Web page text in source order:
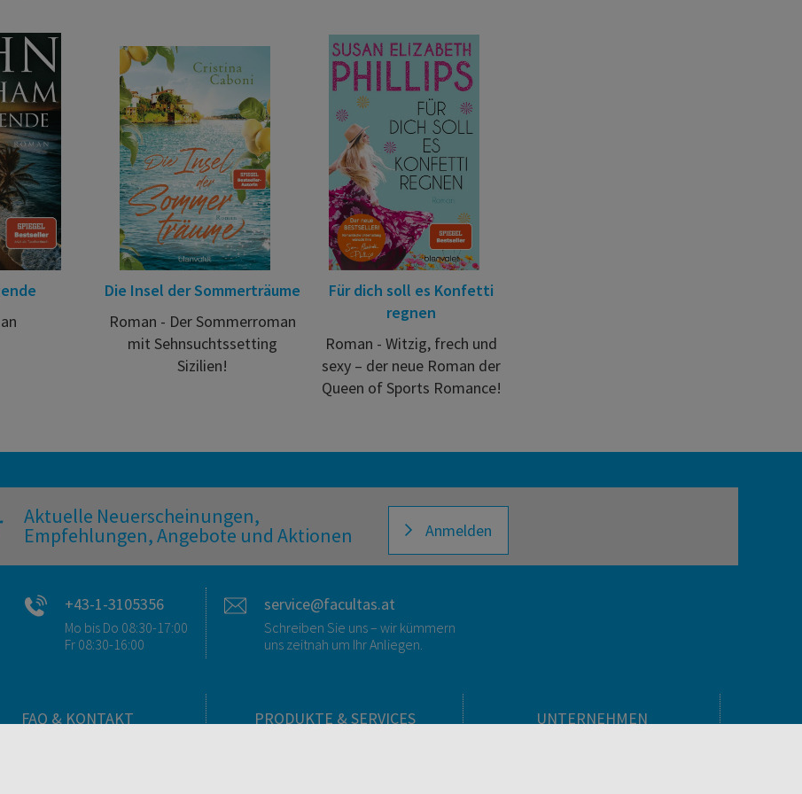
Die Insel der Sommerträume
Roman - Der Sommerroman
mit Sehnsuchtssetting
Sizilien!
Für dich soll es Konfetti
regnen
Roman - Witzig, frech und
sexy – der neue Roman der
Queen of Sports Romance!
Aktuelle Neuerscheinungen,
Empfehlungen, Angebote und Aktionen Anmelden
+43-1-3105356
Mo bis Do 08:30-17:00
Fr 08:30-16:00
service@facultas.at
Schreiben Sie uns – wir kümmern
uns zeitnah um Ihr Anliegen.
FAQ & KONTAKT PRODUKTE & SERVICES UNTERNEHMEN